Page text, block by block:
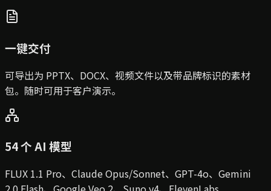
一键交付
可导出为 PPTX、DOCX、视频文件以及带品牌标识的素材
包。随时可用于客户演示。
54 个 AI 模型
FLUX 1.1 Pro、Claude Opus/Sonnet、GPT-4o、Gemini